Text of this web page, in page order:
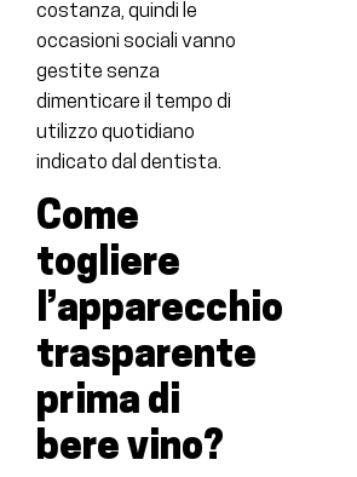
costanza, quindi le
occasioni sociali vanno
gestite senza
dimenticare il tempo di
utilizzo quotidiano
indicato dal dentista.
Come
togliere
l’apparecchio
trasparente
prima di
bere vino?